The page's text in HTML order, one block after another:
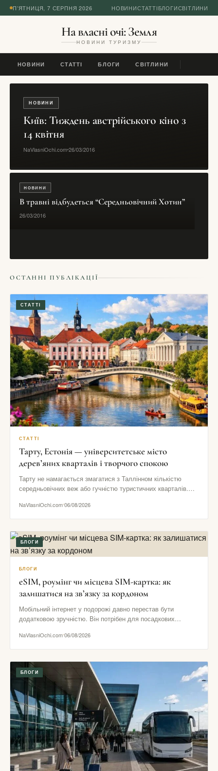
П’ЯТНИЦЯ, 7 СЕРПНЯ 2026 НОВИНИСТАТТІБЛОГИСВІТЛИНИ
На власні очі: Земля
НОВИНИ ТУРИЗМУ
НОВИНИ СТАТТІ БЛОГИ СВІТЛИНИ
НОВИНИ
Київ: Тиждень австрійського кіно з
14 квітня
NaVlasniOchi.com26/03/2016
НОВИНИ
В травні відбудеться “Середньовічний Хотин”
26/03/2016
ОСТАННІ ПУБЛІКАЦІЇ
СТАТТІ
СТАТТІ
Тарту, Естонія — університетське місто
дерев’яних кварталів і творчого спокою
Тарту не намагається змагатися з Таллінном кількістю
середньовічних веж або гучністю туристичних кварталів.
NaVlasniOchi.com06/08/2026
БЛОГИ
БЛОГИ
eSIM, роумінг чи місцева SIM-картка: як
залишатися на зв’язку за кордоном
Мобільний інтернет у подорожі давно перестав бути
додатковою зручністю. Він потрібен для посадкових
NaVlasniOchi.com06/08/2026
БЛОГИ